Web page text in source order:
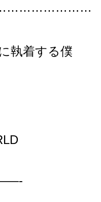
執着する僕